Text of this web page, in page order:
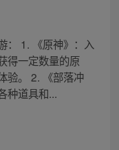
： 1. 《原神》：入
得一定数量的原
验。 2. 《部落冲
种道具和...